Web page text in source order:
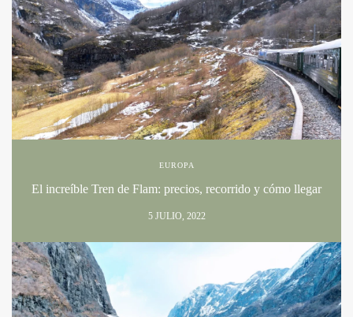
EUROPA
El increíble Tren de Flam: precios, recorrido y cómo llegar
5 JULIO, 2022